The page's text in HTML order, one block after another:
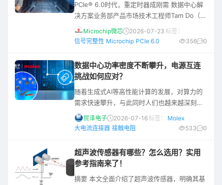
降、可扩展性受限。 近日，中国科学院半
PCIe® 6.0时代，重定时器成刚需 数据中心解
决方案业务部产品市场技术工程师Tam Do（杜
泽心） 在AI时代，当业界还在为GPU算力的指
数级增长欢呼时，一个隐秘的瓶颈正在悄然浮
动数据。 随着PCIe 6.0将数据传输速率推至64
GT/s并采用PAM4（四电平脉冲幅度调制）信
令，链路中的损耗、抖动、误码等问题
Microchip微芯 2026-07-23 标签：
信号完整性 Microchip PCIe 6.0 356 0
数据中心功率密度不断攀升，电源互连
挑战如何应对？
随着生成式AI等高性能计算的发展，对算力的
需求快速攀升，与此同时人们也越来越深刻地
意识到“算力的背后是电力”，因此数据中心的
建设在“堆加速卡”的同时，功率密度不断跃升
中心单机柜功率正快速迈向100kW以上，部分
高端设施甚至超过200kW。根据高盛预测，而
到2027年，AI服务器机柜所需的功率将是五年
贸泽电子 2026-07-16标签：
Molex
大电流连接器 接触电阻 533 0
超声波传感器有哪些？怎么选用？实用
参考指南来了！
摘要 本文全面介绍了超声波传感器，明确其基